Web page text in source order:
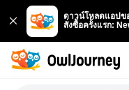
ดาวน์โหลดแอปข
สั่งซื้อครั้งแรก: